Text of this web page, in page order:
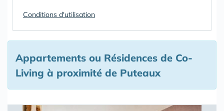
Conditions d'utilisation
Appartements ou Résidences de Co-
Living à proximité de Puteaux